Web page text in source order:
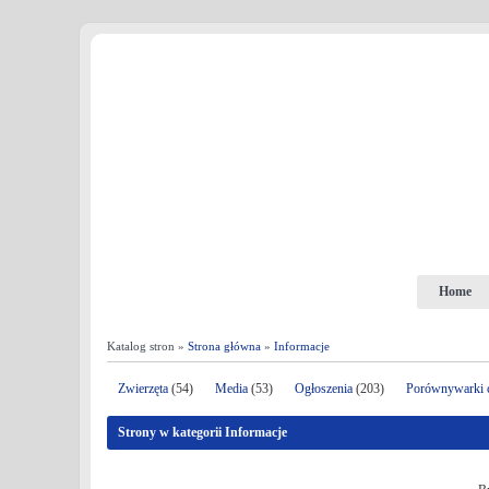
Home
Katalog stron » Strona główna » Informacje
Zwierzęta (54) Media (53) Ogłoszenia (203) Porównywarki
Strony w kategorii Informacje